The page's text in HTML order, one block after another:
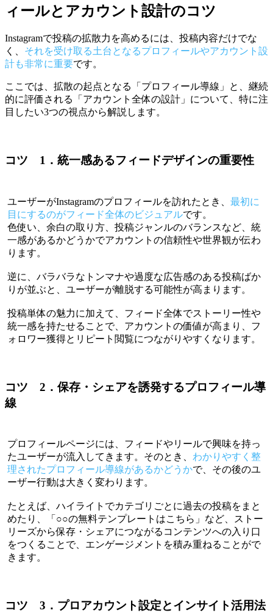
ィールとアカウント設計のコツ
Instagramで投稿の拡散力を高めるには、投稿内容だけでな
く、 それを受け取る土台となるプロフィールやアカウント設
計も非常に重要です。
ここでは、拡散の起点となる「プロフィール導線」と、継続
的に評価される「アカウント全体の設計」について、特に注
目したい3つの視点から解説します。
コツ 1．統一感あるフィードデザインの重要性
ユーザーがInstagramのプロフィールを訪れたとき、最初に
目にするのがフィード全体のビジュアルです。
色使い、余白の取り方、投稿ジャンルのバランスなど、統
一感があるかどうかでアカウントの信頼性や世界観が伝わ
ります。
逆に、バラバラなトンマナや過度な広告感のある投稿ばか
りが並ぶと、ユーザーが離脱する可能性が高まります。
投稿単体の魅力に加えて、フィード全体でストーリー性や
統一感を持たせることで、アカウントの価値が高まり、フ
ォロワー獲得とリピート閲覧につながりやすくなります。
コツ 2．保存・シェアを誘発するプロフィール導
線
プロフィールページには、フィードやリールで興味を持っ
たユーザーが流入してきます。そのとき、 わかりやすく整
理されたプロフィール導線があるかどうかで、その後のユ
ーザー行動は大きく変わります。
たとえば、ハイライトでカテゴリごとに過去の投稿をまと
めたり、「○○の無料テンプレートはこちら」など、ストー
リーズから保存・シェアにつながるコンテンツへの入り口
をつくることで、エンゲージメントを積み重ねることがで
きます。
コツ 3．プロアカウント設定とインサイト活用法